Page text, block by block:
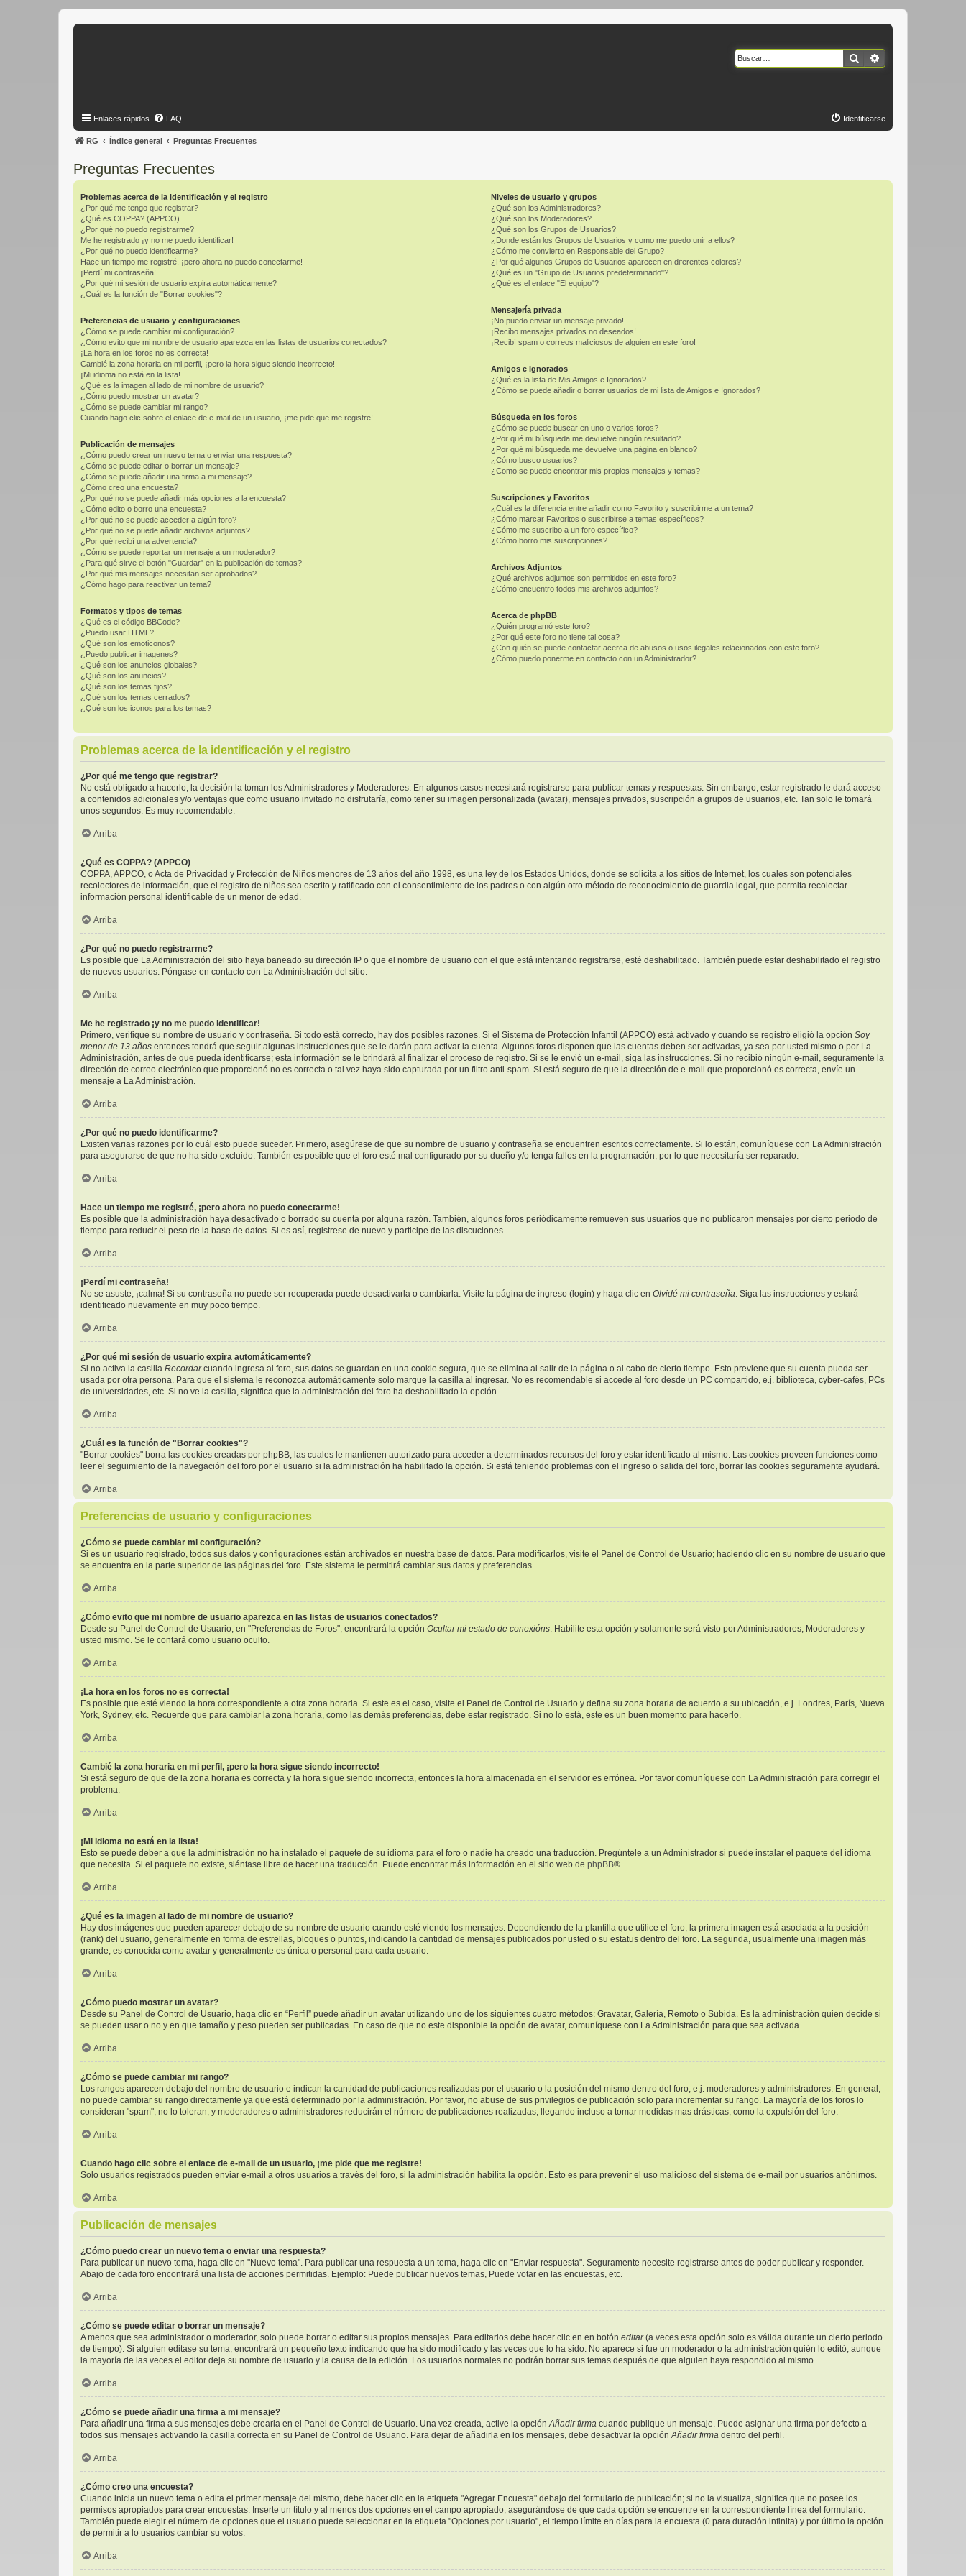
Buscar
Enlaces rápidos FAQ Identificarse
RG Índice general Preguntas Frecuentes
Preguntas Frecuentes
Problemas acerca de la identificación y el registro
¿Por qué me tengo que registrar?
¿Qué es COPPA? (APPCO)
¿Por qué no puedo registrarme?
Me he registrado ¡y no me puedo identificar!
¿Por qué no puedo identificarme?
Hace un tiempo me registré, ¡pero ahora no puedo conectarme!
¡Perdí mi contraseña!
¿Por qué mi sesión de usuario expira automáticamente?
¿Cuál es la función de "Borrar cookies"?
Preferencias de usuario y configuraciones
¿Cómo se puede cambiar mi configuración?
¿Cómo evito que mi nombre de usuario aparezca en las listas de usuarios conectados?
¡La hora en los foros no es correcta!
Cambié la zona horaria en mi perfil, ¡pero la hora sigue siendo incorrecto!
¡Mi idioma no está en la lista!
¿Qué es la imagen al lado de mi nombre de usuario?
¿Cómo puedo mostrar un avatar?
¿Cómo se puede cambiar mi rango?
Cuando hago clic sobre el enlace de e-mail de un usuario, ¡me pide que me registre!
Publicación de mensajes
¿Cómo puedo crear un nuevo tema o enviar una respuesta?
¿Cómo se puede editar o borrar un mensaje?
¿Cómo se puede añadir una firma a mi mensaje?
¿Cómo creo una encuesta?
¿Por qué no se puede añadir más opciones a la encuesta?
¿Cómo edito o borro una encuesta?
¿Por qué no se puede acceder a algún foro?
¿Por qué no se puede añadir archivos adjuntos?
¿Por qué recibí una advertencia?
¿Cómo se puede reportar un mensaje a un moderador?
¿Para qué sirve el botón "Guardar" en la publicación de temas?
¿Por qué mis mensajes necesitan ser aprobados?
¿Cómo hago para reactivar un tema?
Formatos y tipos de temas
¿Qué es el código BBCode?
¿Puedo usar HTML?
¿Qué son los emoticonos?
¿Puedo publicar imagenes?
¿Qué son los anuncios globales?
¿Qué son los anuncios?
¿Qué son los temas fijos?
¿Qué son los temas cerrados?
¿Qué son los iconos para los temas?
Niveles de usuario y grupos
¿Qué son los Administradores?
¿Qué son los Moderadores?
¿Qué son los Grupos de Usuarios?
¿Donde están los Grupos de Usuarios y como me puedo unir a ellos?
¿Cómo me convierto en Responsable del Grupo?
¿Por qué algunos Grupos de Usuarios aparecen en diferentes colores?
¿Qué es un "Grupo de Usuarios predeterminado"?
¿Qué es el enlace "El equipo"?
Mensajería privada
¡No puedo enviar un mensaje privado!
¡Recibo mensajes privados no deseados!
¡Recibí spam o correos maliciosos de alguien en este foro!
Amigos e Ignorados
¿Qué es la lista de Mis Amigos e Ignorados?
¿Cómo se puede añadir o borrar usuarios de mi lista de Amigos e Ignorados?
Búsqueda en los foros
¿Cómo se puede buscar en uno o varios foros?
¿Por qué mi búsqueda me devuelve ningún resultado?
¿Por qué mi búsqueda me devuelve una página en blanco?
¿Cómo busco usuarios?
¿Como se puede encontrar mis propios mensajes y temas?
Suscripciones y Favoritos
¿Cuál es la diferencia entre añadir como Favorito y suscribirme a un tema?
¿Cómo marcar Favoritos o suscribirse a temas específicos?
¿Cómo me suscribo a un foro específico?
¿Cómo borro mis suscripciones?
Archivos Adjuntos
¿Qué archivos adjuntos son permitidos en este foro?
¿Cómo encuentro todos mis archivos adjuntos?
Acerca de phpBB
¿Quién programó este foro?
¿Por qué este foro no tiene tal cosa?
¿Con quién se puede contactar acerca de abusos o usos ilegales relacionados con este foro?
¿Cómo puedo ponerme en contacto con un Administrador?
Problemas acerca de la identificación y el registro
¿Por qué me tengo que registrar?
No está obligado a hacerlo, la decisión la toman los Administradores y Moderadores. En algunos casos necesitará registrarse para publicar temas y respuestas. Sin embargo, estar registrado le dará acceso
a contenidos adicionales y/o ventajas que como usuario invitado no disfrutaría, como tener su imagen personalizada (avatar), mensajes privados, suscripción a grupos de usuarios, etc. Tan solo le tomará
unos segundos. Es muy recomendable.
Arriba
¿Qué es COPPA? (APPCO)
COPPA, APPCO, o Acta de Privacidad y Protección de Niños menores de 13 años del año 1998, es una ley de los Estados Unidos, donde se solicita a los sitios de Internet, los cuales son potenciales
recolectores de información, que el registro de niños sea escrito y ratificado con el consentimiento de los padres o con algún otro método de reconocimiento de guardia legal, que permita recolectar
información personal identificable de un menor de edad.
Arriba
¿Por qué no puedo registrarme?
Es posible que La Administración del sitio haya baneado su dirección IP o que el nombre de usuario con el que está intentando registrarse, esté deshabilitado. También puede estar deshabilitado el registro
de nuevos usuarios. Póngase en contacto con La Administración del sitio.
Arriba
Me he registrado ¡y no me puedo identificar!
Primero, verifique su nombre de usuario y contraseña. Si todo está correcto, hay dos posibles razones. Si el Sistema de Protección Infantil (APPCO) está activado y cuando se registró eligió la opción Soy
menor de 13 años entonces tendrá que seguir algunas instrucciones que se le darán para activar la cuenta. Algunos foros disponen que las cuentas deben ser activadas, ya sea por usted mismo o por La
Administración, antes de que pueda identificarse; esta información se le brindará al finalizar el proceso de registro. Si se le envió un e-mail, siga las instrucciones. Si no recibió ningún e-mail, seguramente la
dirección de correo electrónico que proporcionó no es correcta o tal vez haya sido capturada por un filtro anti-spam. Si está seguro de que la dirección de e-mail que proporcionó es correcta, envíe un
mensaje a La Administración.
Arriba
¿Por qué no puedo identificarme?
Existen varias razones por lo cuál esto puede suceder. Primero, asegúrese de que su nombre de usuario y contraseña se encuentren escritos correctamente. Si lo están, comuníquese con La Administración
para asegurarse de que no ha sido excluido. También es posible que el foro esté mal configurado por su dueño y/o tenga fallos en la programación, por lo que necesitaría ser reparado.
Arriba
Hace un tiempo me registré, ¡pero ahora no puedo conectarme!
Es posible que la administración haya desactivado o borrado su cuenta por alguna razón. También, algunos foros periódicamente remueven sus usuarios que no publicaron mensajes por cierto periodo de
tiempo para reducir el peso de la base de datos. Si es así, registrese de nuevo y participe de las discuciones.
Arriba
¡Perdí mi contraseña!
No se asuste, ¡calma! Si su contraseña no puede ser recuperada puede desactivarla o cambiarla. Visite la página de ingreso (login) y haga clic en Olvidé mi contraseña. Siga las instrucciones y estará
identificado nuevamente en muy poco tiempo.
Arriba
¿Por qué mi sesión de usuario expira automáticamente?
Si no activa la casilla Recordarcuando ingresa al foro, sus datos se guardan en una cookie segura, que se elimina al salir de la página o al cabo de cierto tiempo. Esto previene que su cuenta pueda ser
usada por otra persona. Para que el sistema le reconozca automáticamente solo marque la casilla al ingresar. No es recomendable si accede al foro desde un PC compartido, e.j. biblioteca, cyber-cafés, PCs
de universidades, etc. Si no ve la casilla, significa que la administración del foro ha deshabilitado la opción.
Arriba
¿Cuál es la función de "Borrar cookies"?
"Borrar cookies" borra las cookies creadas por phpBB, las cuales le mantienen autorizado para acceder a determinados recursos del foro y estar identificado al mismo. Las cookies proveen funciones como
leer el seguimiento de la navegación del foro por el usuario si la administración ha habilitado la opción. Si está teniendo problemas con el ingreso o salida del foro, borrar las cookies seguramente ayudará.
Arriba
Preferencias de usuario y configuraciones
¿Cómo se puede cambiar mi configuración?
Si es un usuario registrado, todos sus datos y configuraciones están archivados en nuestra base de datos. Para modificarlos, visite el Panel de Control de Usuario; haciendo clic en su nombre de usuario que
se encuentra en la parte superior de las páginas del foro. Este sistema le permitirá cambiar sus datos y preferencias.
Arriba
¿Cómo evito que mi nombre de usuario aparezca en las listas de usuarios conectados?
Desde su Panel de Control de Usuario, en "Preferencias de Foros", encontrará la opción Ocultar mi estado de conexións. Habilite esta opción y solamente será visto por Administradores, Moderadores y
usted mismo. Se le contará como usuario oculto.
Arriba
¡La hora en los foros no es correcta!
Es posible que esté viendo la hora correspondiente a otra zona horaria. Si este es el caso, visite el Panel de Control de Usuario y defina su zona horaria de acuerdo a su ubicación, e.j. Londres, París, Nueva
York, Sydney, etc. Recuerde que para cambiar la zona horaria, como las demás preferencias, debe estar registrado. Si no lo está, este es un buen momento para hacerlo.
Arriba
Cambié la zona horaria en mi perfil, ¡pero la hora sigue siendo incorrecto!
Si está seguro de que de la zona horaria es correcta y la hora sigue siendo incorrecta, entonces la hora almacenada en el servidor es errónea. Por favor comuníquese con La Administración para corregir el
problema.
Arriba
¡Mi idioma no está en la lista!
Esto se puede deber a que la administración no ha instalado el paquete de su idioma para el foro o nadie ha creado una traducción. Pregúntele a un Administrador si puede instalar el paquete del idioma
que necesita. Si el paquete no existe, siéntase libre de hacer una traducción. Puede encontrar más información en el sitio web de phpBB®
Arriba
¿Qué es la imagen al lado de mi nombre de usuario?
Hay dos imágenes que pueden aparecer debajo de su nombre de usuario cuando esté viendo los mensajes. Dependiendo de la plantilla que utilice el foro, la primera imagen está asociada a la posición
(rank) del usuario, generalmente en forma de estrellas, bloques o puntos, indicando la cantidad de mensajes publicados por usted o su estatus dentro del foro. La segunda, usualmente una imagen más
grande, es conocida como avatar y generalmente es única o personal para cada usuario.
Arriba
¿Cómo puedo mostrar un avatar?
Desde su Panel de Control de Usuario, haga clic en “Perfil” puede añadir un avatar utilizando uno de los siguientes cuatro métodos: Gravatar, Galería, Remoto o Subida. Es la administración quien decide si
se pueden usar o no y en que tamaño y peso pueden ser publicadas. En caso de que no este disponible la opción de avatar, comuníquese con La Administración para que sea activada.
Arriba
¿Cómo se puede cambiar mi rango?
Los rangos aparecen debajo del nombre de usuario e indican la cantidad de publicaciones realizadas por el usuario o la posición del mismo dentro del foro, e.j. moderadores y administradores. En general,
no puede cambiar su rango directamente ya que está determinado por la administración. Por favor, no abuse de sus privilegios de publicación solo para incrementar su rango. La mayoría de los foros lo
consideran "spam", no lo toleran, y moderadores o administradores reducirán el número de publicaciones realizadas, llegando incluso a tomar medidas mas drásticas, como la expulsión del foro.
Arriba
Cuando hago clic sobre el enlace de e-mail de un usuario, ¡me pide que me registre!
Solo usuarios registrados pueden enviar e-mail a otros usuarios a través del foro, si la administración habilita la opción. Esto es para prevenir el uso malicioso del sistema de e-mail por usuarios anónimos.
Arriba
Publicación de mensajes
¿Cómo puedo crear un nuevo tema o enviar una respuesta?
Para publicar un nuevo tema, haga clic en "Nuevo tema". Para publicar una respuesta a un tema, haga clic en "Enviar respuesta". Seguramente necesite registrarse antes de poder publicar y responder.
Abajo de cada foro encontrará una lista de acciones permitidas. Ejemplo: Puede publicar nuevos temas, Puede votar en las encuestas, etc.
Arriba
¿Cómo se puede editar o borrar un mensaje?
A menos que sea administrador o moderador, solo puede borrar o editar sus propios mensajes. Para editarlos debe hacer clic en en botón editar(a veces esta opción solo es válida durante un cierto periodo
de tiempo). Si alguien editase su tema, encontrará un pequeño texto indicando que ha sido modificado y las veces que lo ha sido. No aparece si fue un moderador o la administración quién lo editó, aunque
la mayoría de las veces el editor deja su nombre de usuario y la causa de la edición. Los usuarios normales no podrán borrar sus temas después de que alguien haya respondido al mismo.
Arriba
¿Cómo se puede añadir una firma a mi mensaje?
Para añadir una firma a sus mensajes debe crearla en el Panel de Control de Usuario. Una vez creada, active la opciónAñadir firma cuando publique un mensaje. Puede asignar una firma por defecto a
todos sus mensajes activando la casilla correcta en su Panel de Control de Usuario. Para dejar de añadirla en los mensajes, debe desactivar la opciónAñadir firma dentro del perfil.
Arriba
¿Cómo creo una encuesta?
Cuando inicia un nuevo tema o edita el primer mensaje del mismo, debe hacer clic en la etiqueta "Agregar Encuesta" debajo del formulario de publicación; si no la visualiza, significa que no posee los
permisos apropiados para crear encuestas. Inserte un título y al menos dos opciones en el campo apropiado, asegurándose de que cada opción se encuentre en la correspondiente línea del formulario.
También puede elegir el número de opciones que el usuario puede seleccionar en la etiqueta "Opciones por usuario", el tiempo límite en días para la encuesta (0 para duración infinita) y por último la opción
de permitir a lo usuarios cambiar su votos.
Arriba